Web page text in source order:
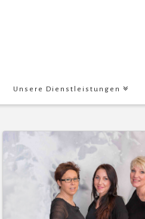
Unsere Dienstleistungen